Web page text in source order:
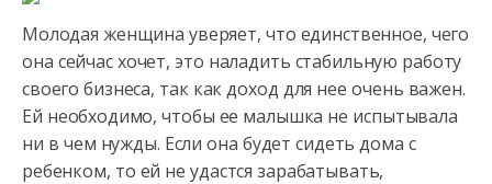
Молодая женщина уверяет, что единственное, чего
она сейчас хочет, это наладить стабильную работу
своего бизнеса, так как доход для нее очень важен.
Ей необходимо, чтобы ее малышка не испытывала
ни в чем нужды. Если она будет сидеть дома с
ребенком, то ей не удастся зарабатывать,